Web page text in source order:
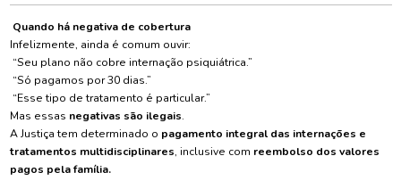
Quando há negativa de cobertura
Infelizmente, ainda é comum ouvir:
“Seu plano não cobre internação psiquiátrica.”
“Só pagamos por 30 dias.”
“Esse tipo de tratamento é particular.”
Mas essas negativas são ilegais.
A Justiça tem determinado o pagamento integral das internações e
tratamentos multidisciplinares, inclusive com reembolso dos valores
pagos pela família.